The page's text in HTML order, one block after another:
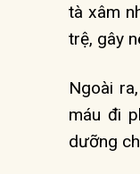
tà xâm
trệ, gây
Ngoài
máu đi
dưỡng